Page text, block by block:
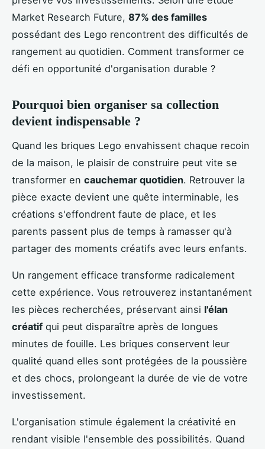
Market Research Future, 87% des familles
possédant des Lego rencontrent des difficultés de
rangement au quotidien. Comment transformer ce
défi en opportunité d'organisation durable ?
Pourquoi bien organiser sa collection
devient indispensable ?
Quand les briques Lego envahissent chaque recoin
de la maison, le plaisir de construire peut vite se
transformer en cauchemar quotidien. Retrouver la
pièce exacte devient une quête interminable, les
créations s'effondrent faute de place, et les
parents passent plus de temps à ramasser qu'à
partager des moments créatifs avec leurs enfants.
Un rangement efficace transforme radicalement
cette expérience. Vous retrouverez instantanément
les pièces recherchées, préservant ainsi l'élan
créatif qui peut disparaître après de longues
minutes de fouille. Les briques conservent leur
qualité quand elles sont protégées de la poussière
et des chocs, prolongeant la durée de vie de votre
investissement.
L'organisation stimule également la créativité en
rendant visible l'ensemble des possibilités. Quand